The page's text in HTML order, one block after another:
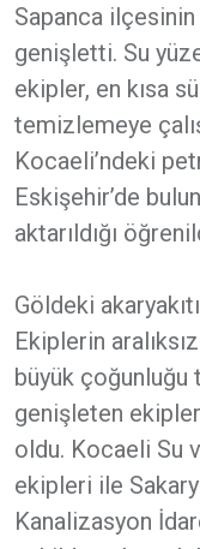
Sapanca
genişletti. Su
ekipler, en kısa
temizlemeye
Kocaeli’ndeki
Eskişehir’de
aktarıldığı
Göldeki
Ekiplerin
büyük çoğunluğu
genişleten
oldu. Kocaeli Su
ekipleri ile
Kanalizasyon